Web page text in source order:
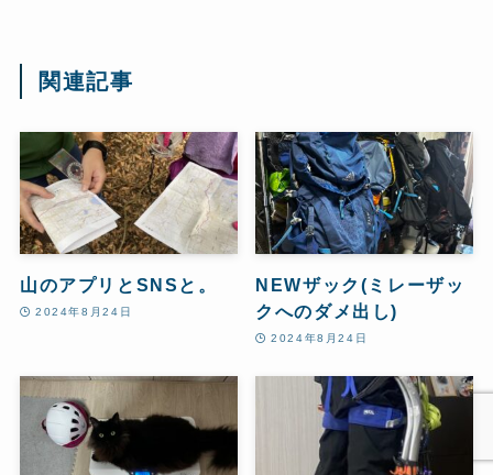
関連記事
山のアプリとSNSと。
2024年8月24日
NEWザック(ミレーザッ
クへのダメ出し)
2024年8月24日